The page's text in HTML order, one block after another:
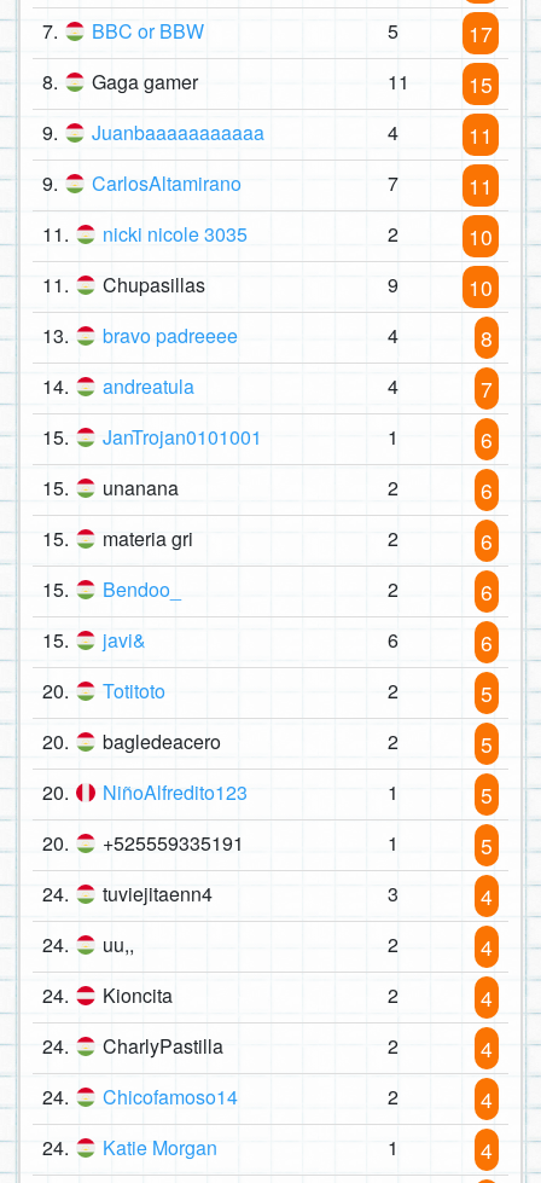
7. BBC or BBW 5 17
8. Gaga gamer 11 15
9. Juanbaaaaaaaaaaa 4 11
9. CarlosAltamirano 7 11
11. nicki nicole 3035 2 10
11. Chupasillas 9 10
13. bravo padreeee 4 8
14. andreatula 4 7
15. JanTrojan0101001 1 6
15. unanana 2 6
15. materia gri 2 6
15. Bendoo_ 2 6
15. javi& 6 6
20. Totitoto 2 5
20. bagledeacero 2 5
20. NiñoAlfredito123 1 5
20. +525559335191 1 5
24. tuviejitaenn4 3 4
24. uu,, 2 4
24. Kioncita 2 4
24. CharlyPastilla 2 4
24. Chicofamoso14 2 4
24. Katie Morgan 1 4